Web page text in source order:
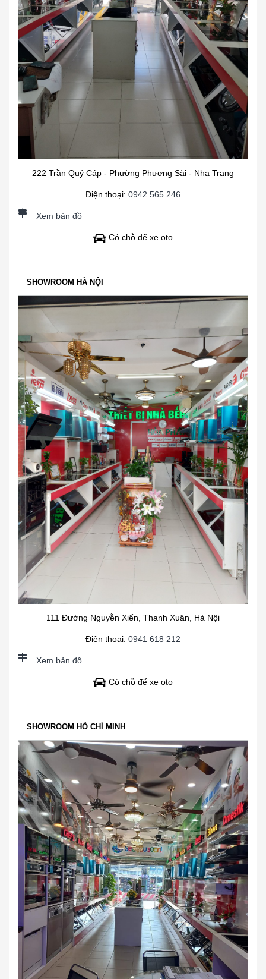
222 Trần Quý Cáp - Phường Phương Sài - Nha Trang
Điện thoại: 0942.565.246
Xem bản đồ
Có chỗ để xe oto
SHOWROOM HÀ NỘI
111 Đường Nguyễn Xiển, Thanh Xuân, Hà Nội
Điện thoại: 0941 618 212
Xem bản đồ
Có chỗ để xe oto
SHOWROOM HỒ CHÍ MINH